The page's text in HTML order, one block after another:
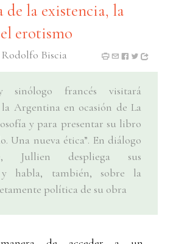
de la existencia, la
erotismo
Biscia
francés visitará
Argentina en ocasión de La
y para presentar su libro
Una nueva ética”. En diálogo
Jullien despliega sus
y habla, también, sobre la
política de su obra